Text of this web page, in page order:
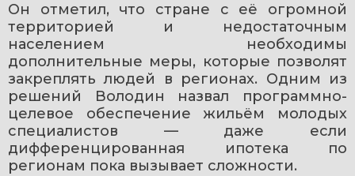
Он отметил, что стране с её огромной
территорией и недостаточным
населением необходимы
дополнительные меры, которые позволят
закреплять людей в регионах. Одним из
решений Володин назвал программно-
целевое обеспечение жильём молодых
специалистов — даже если
дифференцированная ипотека по
регионам пока вызывает сложности.